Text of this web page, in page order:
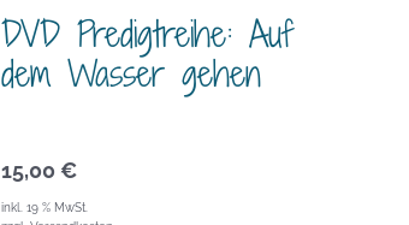
DVD Predigtreihe: Auf
dem Wasser gehen
15,00 €
inkl. 19 % MwSt.